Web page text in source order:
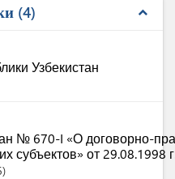
4 expand_less
Узбекистан
№ 670-I «О договорно-
субъектов» от 29.08.1998